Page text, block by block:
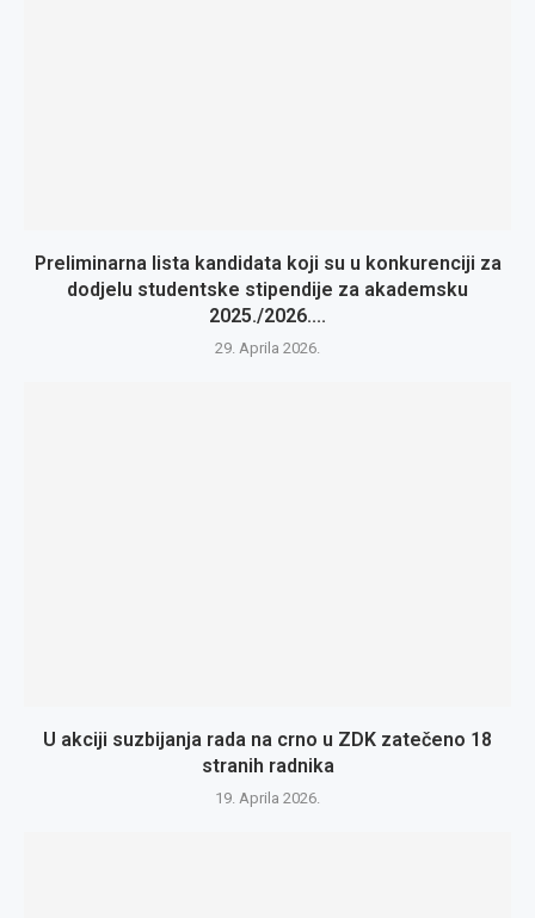
Preliminarna lista kandidata koji su u konkurenciji za
dodjelu studentske stipendije za akademsku
2025./2026....
29. Aprila 2026.
U akciji suzbijanja rada na crno u ZDK zatečeno 18
stranih radnika
19. Aprila 2026.